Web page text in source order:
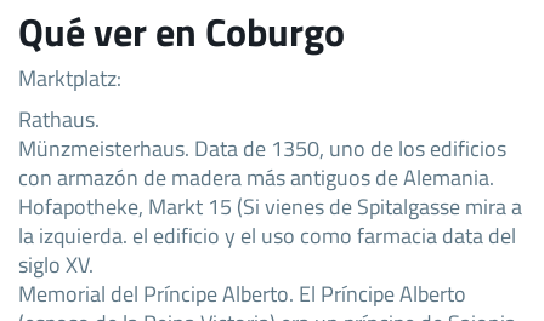
Qué ver en Coburgo
Marktplatz:
Rathaus.
Münzmeisterhaus. Data de 1350, uno de los edificios
con armazón de madera más antiguos de Alemania.
Hofapotheke, Markt 15 (Si vienes de Spitalgasse mira a
la izquierda. el edificio y el uso como farmacia data del
siglo XV.
Memorial del Príncipe Alberto. El Príncipe Alberto